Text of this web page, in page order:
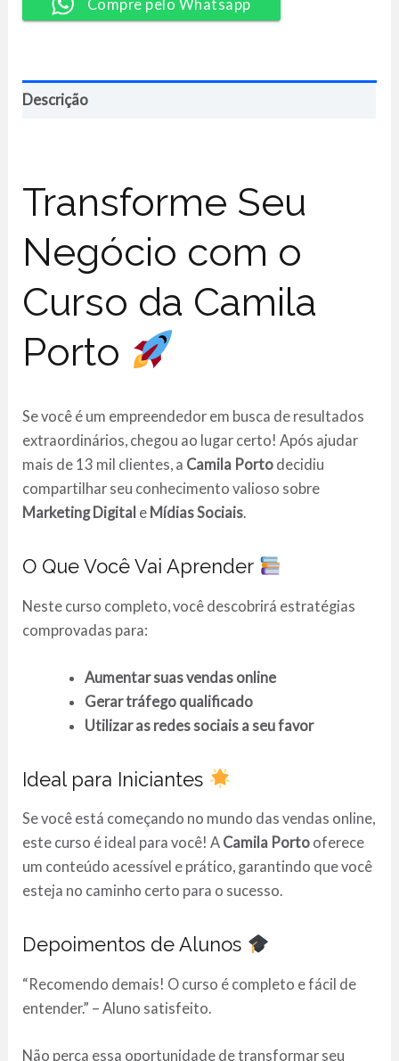
quantidade
Compre pelo Whatsapp
Descrição
Transforme Seu
Negócio com o
Curso da Camila
Porto
Se você é um empreendedor em busca de resultados
extraordinários, chegou ao lugar certo! Após ajudar
mais de 13 mil clientes, a Camila Porto decidiu
compartilhar seu conhecimento valioso sobre
Marketing Digital e Mídias Sociais.
O Que Você Vai Aprender
Neste curso completo, você descobrirá estratégias
comprovadas para:
Aumentar suas vendas online
Gerar tráfego qualificado
Utilizar as redes sociais a seu favor
Ideal para Iniciantes
Se você está começando no mundo das vendas online,
este curso é ideal para você! A Camila Porto oferece
um conteúdo acessível e prático, garantindo que você
esteja no caminho certo para o sucesso.
Depoimentos de Alunos
“Recomendo demais! O curso é completo e fácil de
entender.” – Aluno satisfeito.
Não perca essa oportunidade de transformar seu